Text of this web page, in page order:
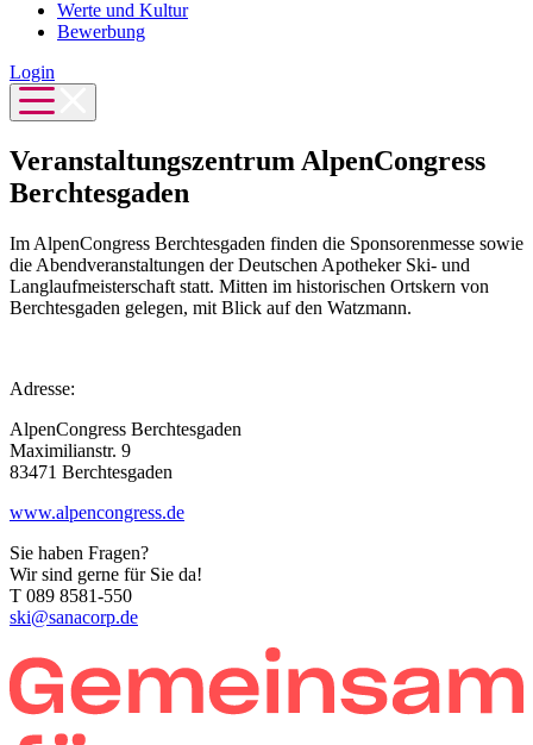
Werte und Kultur
Bewerbung
Login
Veranstaltungszentrum AlpenCongress
Berchtesgaden
Im AlpenCongress Berchtesgaden finden die Sponsorenmesse sowie
die Abendveranstaltungen der Deutschen Apotheker Ski- und
Langlaufmeisterschaft statt. Mitten im historischen Ortskern von
Berchtesgaden gelegen, mit Blick auf den Watzmann.
Adresse:
AlpenCongress Berchtesgaden
Maximilianstr. 9
83471 Berchtesgaden
www.alpencongress.de
Sie haben Fragen?
Wir sind gerne für Sie da!
T 089 8581-550
ski@sanacorp.de